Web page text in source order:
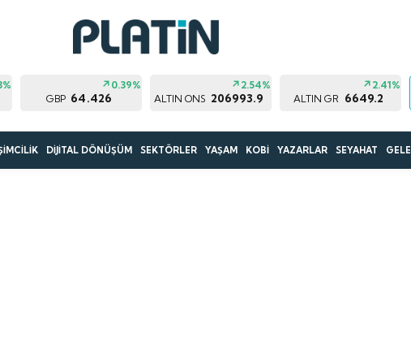
GBP 64.426
0.39%
ALTIN ONS 206993.9
2.54%
ALTIN GR 6649.2
2.41%
DİJİTAL DÖNÜŞÜM SEKTÖRLER YAŞAM KOBİ YAZARLAR SEYAHAT